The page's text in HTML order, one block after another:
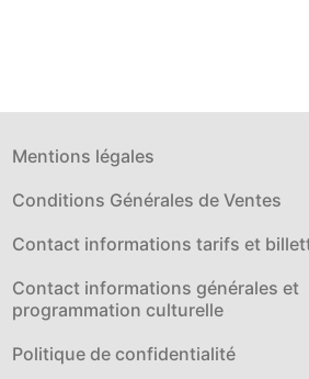
Mentions légales
Conditions Générales de Ventes
Contact informations tarifs et
Contact informations générales et
programmation culturelle
Politique de confidentialité